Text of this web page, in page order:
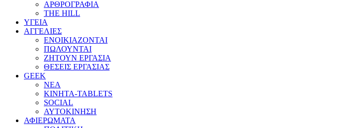
ΑΡΘΡΟΓΡΑΦΙΑ
THE HILL
ΥΓΕΙΑ
ΑΓΓΕΛΙΕΣ
ΕΝΟΙΚΙΑΖΟΝΤΑΙ
ΠΩΛΟΥΝΤΑΙ
ΖΗΤΟΥΝ ΕΡΓΑΣΙΑ
ΘΕΣΕΙΣ ΕΡΓΑΣΙΑΣ
GEEK
ΝΕΑ
ΚΙΝΗΤΑ-TABLETS
SOCIAL
ΑΥΤΟΚΙΝΗΣΗ
ΑΦΙΕΡΩΜΑΤΑ